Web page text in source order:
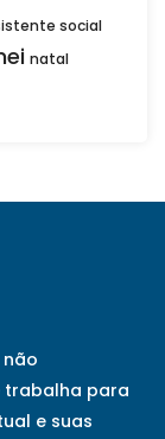
social
natal
trabalha para
e suas